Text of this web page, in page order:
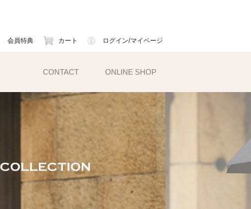
会員特典 カート ログイン/マイページ
小物雑貨
フェイスマスク
アームカバー
ソックス
CONTACT ONLINE SHOP